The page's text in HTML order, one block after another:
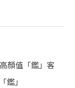
顏值「鑑」客
」